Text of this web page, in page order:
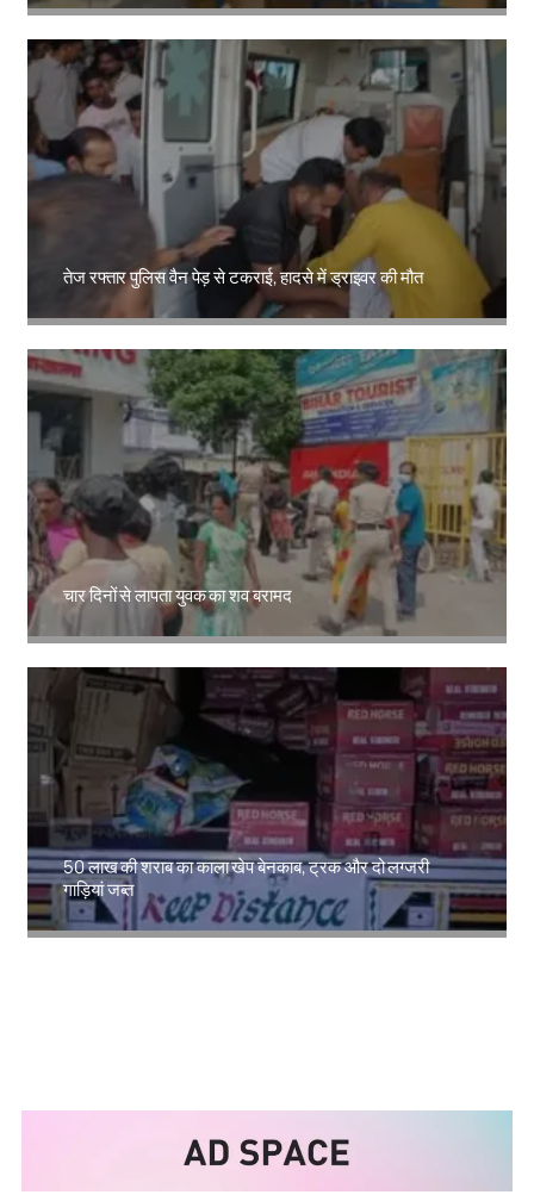
तेज रफ्तार पुलिस वैन पेड़ से टकराई, हादसे में ड्राइवर की मौत
चार दिनों से लापता युवक का शव बरामद
50 लाख की शराब का काला खेप बेनकाब, ट्रक और दो लग्जरी
गाड़ियां जब्त
Amit Lekh